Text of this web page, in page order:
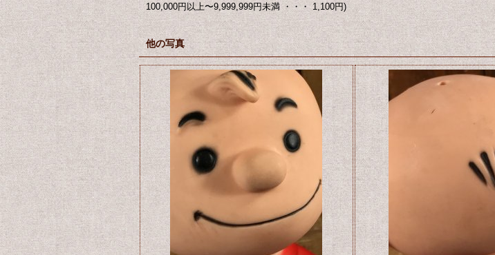
100,000円以上〜9,999,999円未満 ・・・ 1,100円)
他の写真